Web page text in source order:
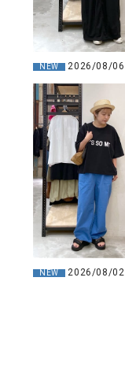
NEW 2026/08/06
NEW 2026/08/02